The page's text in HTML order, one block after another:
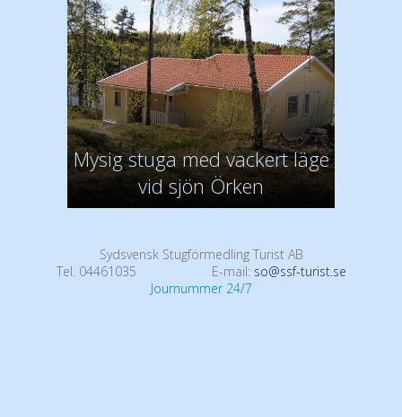
Mysig stuga med vackert läge
vid sjön Örken
Sydsvensk Stugförmedling Turist AB
Tel. 04461035
E-mail: so@ssf-turist.se
Journummer 24/7